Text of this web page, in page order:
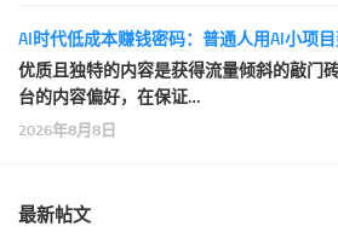
AI时代低成本赚钱密码：普通人用AI小项
优质且独特的内容是获得流量倾斜的敲门
台的内容偏好，在保证…
2026年8月8日
最新帖文